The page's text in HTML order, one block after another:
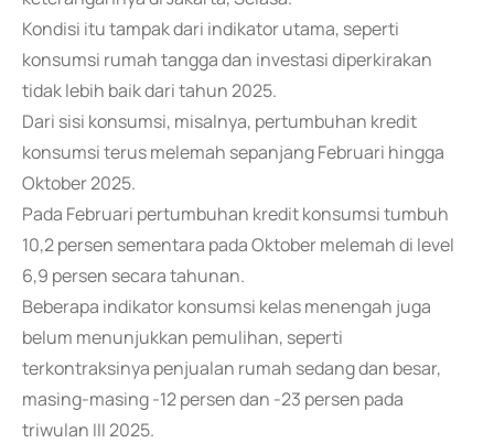
Kondisi itu tampak dari indikator utama, seperti
konsumsi rumah tangga dan investasi diperkirakan
tidak lebih baik dari tahun 2025.
Dari sisi konsumsi, misalnya, pertumbuhan kredit
konsumsi terus melemah sepanjang Februari hingga
Oktober 2025.
Pada Februari pertumbuhan kredit konsumsi tumbuh
10,2 persen sementara pada Oktober melemah di level
6,9 persen secara tahunan.
Beberapa indikator konsumsi kelas menengah juga
belum menunjukkan pemulihan, seperti
terkontraksinya penjualan rumah sedang dan besar,
masing-masing -12 persen dan -23 persen pada
triwulan III 2025.